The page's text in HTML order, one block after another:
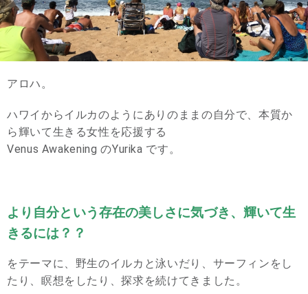
アロハ。
ハワイからイルカのようにありのままの自分で、本質か
ら輝いて生きる女性を応援する
Venus Awakening のYurika です。
より自分という存在の美しさに気づき、輝いて生
きるには？？
をテーマに、野生のイルカと泳いだり、サーフィンをし
たり、瞑想をしたり、探求を続けてきました。